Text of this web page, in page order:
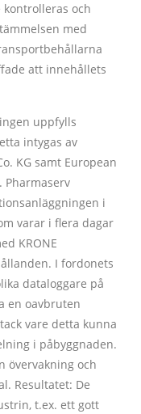
och
med
att innehållets
uppfylls
intygas av
KG samt European
Pharmaserv
i
varar i flera dagar
KRONE
I fordonets
dataloggare på
en oavbruten
vare detta kunna
i påbyggnaden.
övervakning och
Resultatet: De
t.ex. ett gott